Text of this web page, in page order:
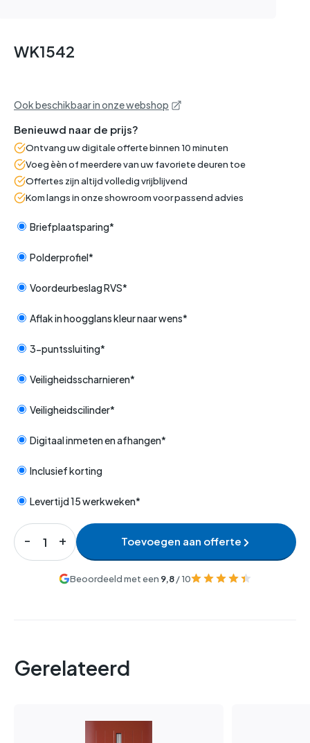
WK1542
Ook beschikbaar in onze webshop
Benieuwd naar de prijs?
Ontvang uw digitale offerte binnen 10 minuten
Voeg èèn of meerdere van uw favoriete deuren toe
Offertes zijn altijd volledig vrijblijvend
Kom langs in onze showroom voor passend advies
Briefplaatsparing*
Polderprofiel*
Voordeurbeslag RVS*
Aflak in hoogglans kleur naar wens*
3-puntssluiting*
Veiligheidsscharnieren*
Veiligheidscilinder*
Digitaal inmeten en afhangen*
Inclusief korting
Levertijd 15 werkweken*
Toevoegen aan offerte
Beoordeeld met een 9,8/ 10
Gerelateerd